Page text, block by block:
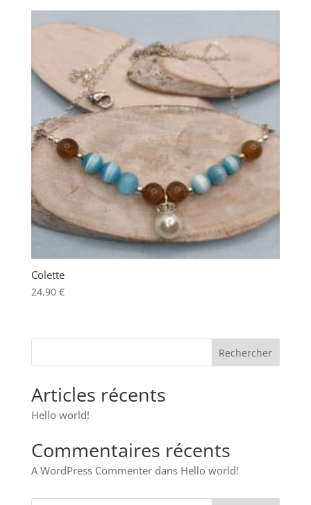
Colette
24,90 €
Articles récents
Hello world!
Commentaires récents
A WordPress Commenterdans Hello world!